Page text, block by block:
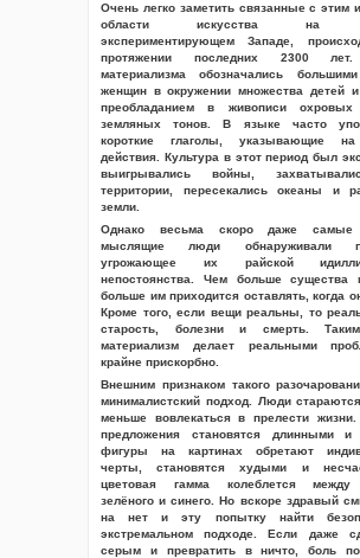
Очень легко заметить связанные с этим
области искусства на
экспериментирующем Западе,
протяжении последних 2300
материализма обозначались
женщин в окружении множества детей
преобладанием в живописи
земляных тонов. В языке часто
короткие глаголы, указывающие
действия. Культура в этот период был
выигрывались войны,
территории, пересекались океаны и
земли.
Однако весьма скоро даже самые
мыслящие люди обнаруживали
угрожающее их райской
непостоянства. Чем больше существа
больше им приходится оставлять, когда
Кроме того, если вещи реальны, то
старость, болезни и смерть.
материализм делает реальными
крайне прискорбно.
Внешним признаком такого
минималистский подход. Люди
меньше вовлекаться в прелести
предложения становятся длинными и
фигуры на картинах обретают
черты, становятся худыми и
цветовая гамма колеблется между
зелёного и синего. Но вскоре здравый
на нет и эту попытку найти
экстремальном подходе. Если даже
серым и превратить в ничто, боль